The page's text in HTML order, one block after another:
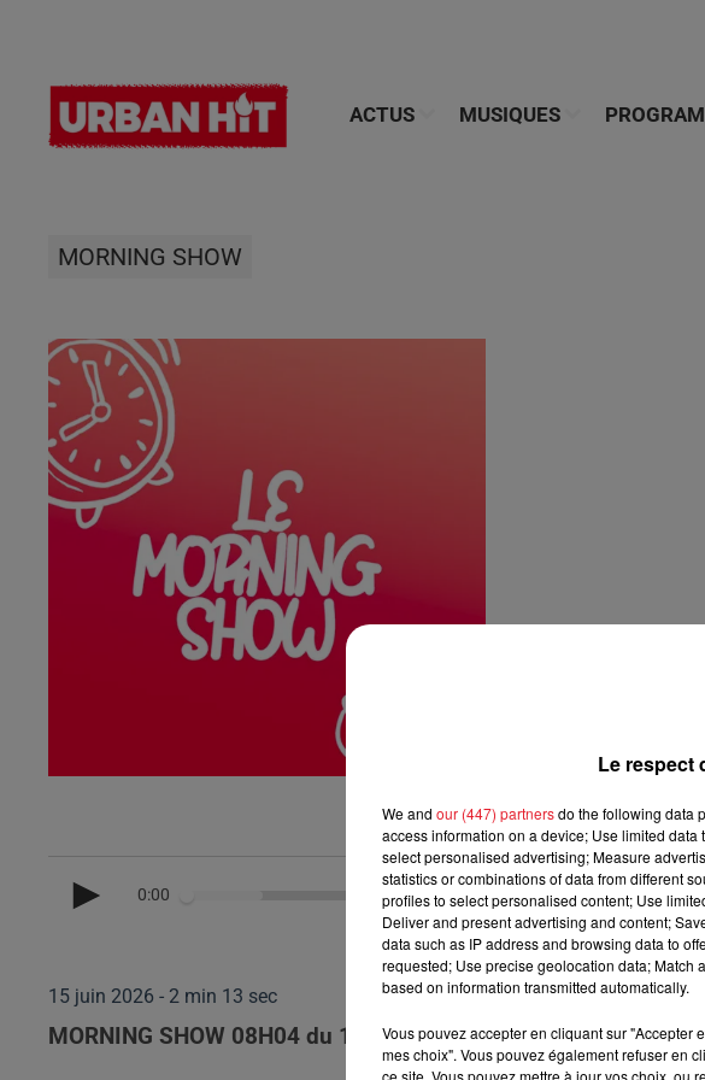
ACTUS MUSIQUES
MORNING SHOW
0:00
15 juin 2026 - 2 min 13 sec
MORNING SHOW 08H04 du 15.06.2026
Le respect
We and our (447) partnersdo the following data
access information on a device; Use limited
select personalised advertising; Measure
statistics or combinations of data from different
profiles to select personalised content; Use
Deliver and present advertising and content;
data such as IP address and browsing data to
requested; Use precise geolocation data; Match
based on information transmitted automatically.
Vous pouvez accepter en cliquant sur "Accepter
mes choix". Vous pouvez également refuser en
ce site. Vous pouvez mettre à jour vos choix, ou